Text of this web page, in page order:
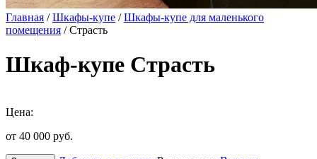
Главная /Шкафы-купе /Шкафы-купе для маленького
помещения / Страсть
Шкаф-купе Страсть
Цена:
от 40 000 руб.